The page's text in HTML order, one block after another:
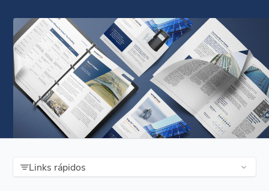
Links rápidos